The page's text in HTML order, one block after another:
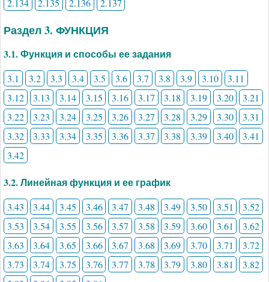
2.134 2.135 2.136 2.137
Раздел 3. ФУНКЦИЯ
3.1. Функция и способы ее задания
3.1 3.2 3.3 3.4 3.5 3.6 3.7 3.8 3.9 3.10
3.11
3.12
3.13 3.14 3.15 3.16 3.17 3.18 3.19 3.20
3.21
3.22
3.23 3.24 3.25 3.26 3.27 3.28 3.29 3.30
3.31
3.32
3.33 3.34 3.35 3.36 3.37 3.38 3.39 3.40
3.41
3.42
3.2. Линейная функция и ее график
3.43 3.44 3.45 3.46 3.47 3.48 3.49 3.50 3.51
3.52
3.53
3.54 3.55 3.56 3.57 3.58 3.59 3.60 3.61
3.62
3.63
3.64 3.65 3.66 3.67 3.68 3.69 3.70 3.71
3.72
3.73
3.74 3.75 3.76 3.77 3.78 3.79 3.80 3.81
3.82